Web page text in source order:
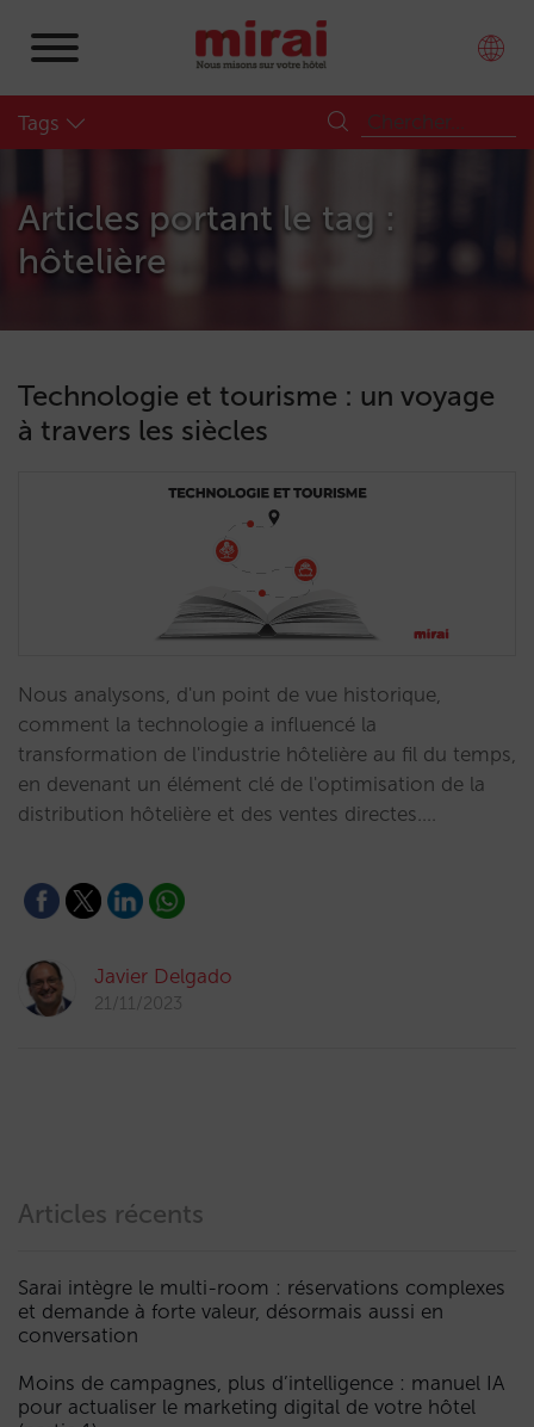
Tags
Articles portant le tag :
hôtelière
Technologie et tourisme : un voyage
à travers les siècles
Nous analysons, d'un point de vue historique,
comment la technologie a influencé la
transformation de l'industrie hôtelière au fil du temps,
en devenant un élément clé de l'optimisation de la
distribution hôtelière et des ventes directes.…
Javier Delgado
21/11/2023
Articles récents
Sarai intègre le multi-room : réservations complexes
et demande à forte valeur, désormais aussi en
conversation
Moins de campagnes, plus d’intelligence : manuel IA
pour actualiser le marketing digital de votre hôtel